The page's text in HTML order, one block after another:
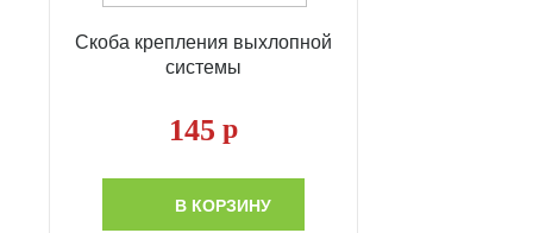
Скоба крепления выхлопной
системы
145 р
В КОРЗИНУ